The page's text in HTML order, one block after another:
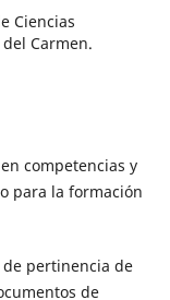
Ciencias
Carmen.
competencias y
para la formación
de pertinencia de
de